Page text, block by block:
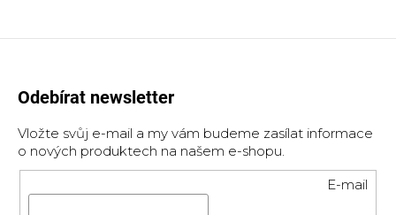
Odebírat newsletter
Vložte svůj e-mail a my vám budeme zasílat informace
o nových produktech na našem e-shopu.
E-mail